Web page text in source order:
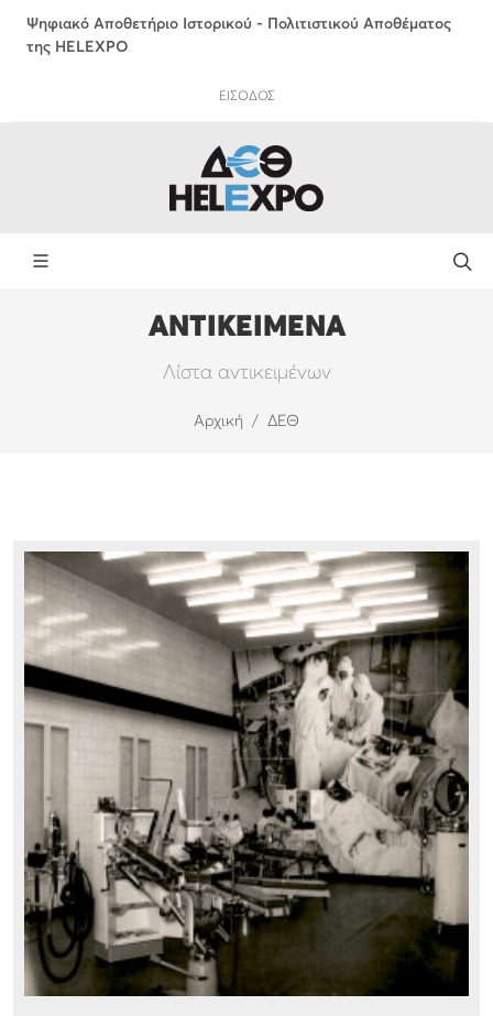
Ψηφιακό Αποθετήριο Ιστορικού - Πολιτιστικού Αποθέματος
της HELEXPO
ΕΙΣΟΔΟΣ
ΑΝΤΙΚΕΙΜΕΝΑ
Λίστα αντικειμένων
Αρχική ΔΕΘ